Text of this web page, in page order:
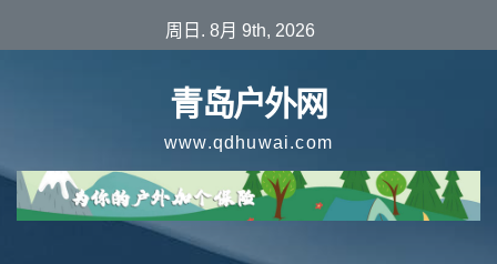
至
周日. 8月 9th, 2026
青岛户外网
www.qdhuwai.com